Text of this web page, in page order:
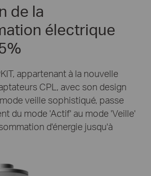
de la
électrique
appartenant à la nouvelle
CPL, avec son design
veille sophistiqué, passe
du mode 'Actif' au mode 'Veille'
d'énergie jusqu'à